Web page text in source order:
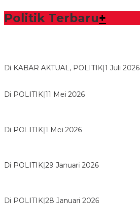
Politik Terbaru+
Di KABAR AKTUAL, POLITIK 1 Juli 2026
Di POLITIK 11 Mei 2026
Di POLITIK 1 Mei 2026
Di POLITIK 29 Januari 2026
Di POLITIK 28 Januari 2026